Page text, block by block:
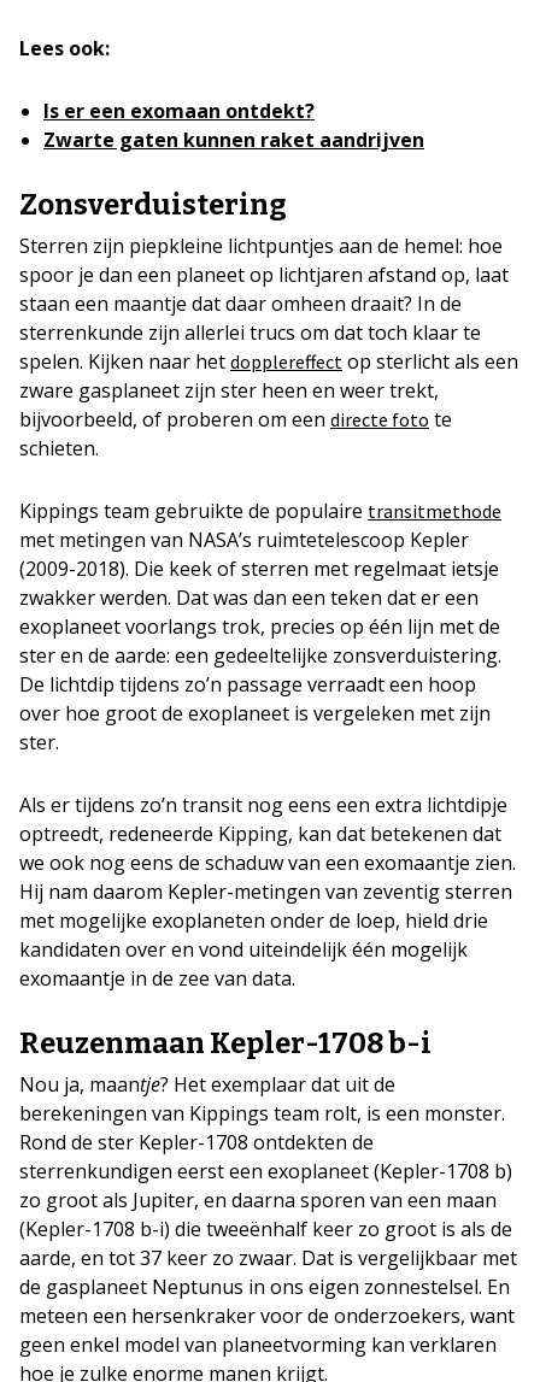
Lees ook:
Is er een exomaan ontdekt?
Zwarte gaten kunnen raket aandrijven
Zonsverduistering
Sterren zijn piepkleine lichtpuntjes aan de hemel: hoe
spoor je dan een planeet op lichtjaren afstand op, laat
staan een maantje dat daar omheen draait? In de
sterrenkunde zijn allerlei trucs om dat toch klaar te
spelen. Kijken naar het dopplereffect op sterlicht als een
zware gasplaneet zijn ster heen en weer trekt,
bijvoorbeeld, of proberen om een directe foto te
schieten.
Kippings team gebruikte de populaire transitmethode
met metingen van NASA’s ruimtetelescoop Kepler
(2009-2018). Die keek of sterren met regelmaat ietsje
zwakker werden. Dat was dan een teken dat er een
exoplaneet voorlangs trok, precies op één lijn met de
ster en de aarde: een gedeeltelijke zonsverduistering.
De lichtdip tijdens zo’n passage verraadt een hoop
over hoe groot de exoplaneet is vergeleken met zijn
ster.
Als er tijdens zo’n transit nog eens een extra lichtdipje
optreedt, redeneerde Kipping, kan dat betekenen dat
we ook nog eens de schaduw van een exomaantje zien.
Hij nam daarom Kepler-metingen van zeventig sterren
met mogelijke exoplaneten onder de loep, hield drie
kandidaten over en vond uiteindelijk één mogelijk
exomaantje in de zee van data.
Reuzenmaan Kepler-1708 b-i
Nou ja, maantje? Het exemplaar dat uit de
berekeningen van Kippings team rolt, is een monster.
Rond de ster Kepler-1708 ontdekten de
sterrenkundigen eerst een exoplaneet (Kepler-1708 b)
zo groot als Jupiter, en daarna sporen van een maan
(Kepler-1708 b-i) die tweeënhalf keer zo groot is als de
aarde, en tot 37 keer zo zwaar. Dat is vergelijkbaar met
de gasplaneet Neptunus in ons eigen zonnestelsel. En
meteen een hersenkraker voor de onderzoekers, want
geen enkel model van planeetvorming kan verklaren
hoe je zulke enorme manen krijgt.